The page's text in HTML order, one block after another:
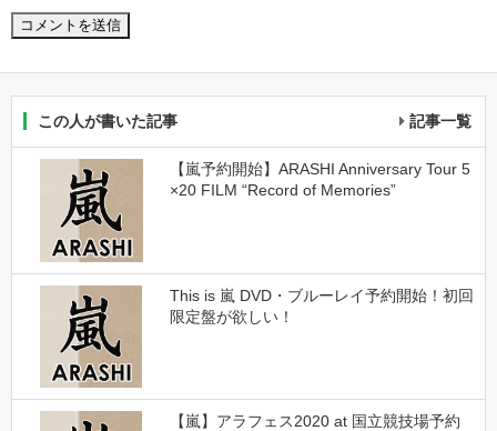
この人が書いた記事 記事一覧
【嵐予約開始】ARASHI Anniversary Tour 5
×20 FILM “Record of Memories”
This is 嵐 DVD・ブルーレイ予約開始！初回
限定盤が欲しい！
【嵐】アラフェス2020 at 国立競技場予約